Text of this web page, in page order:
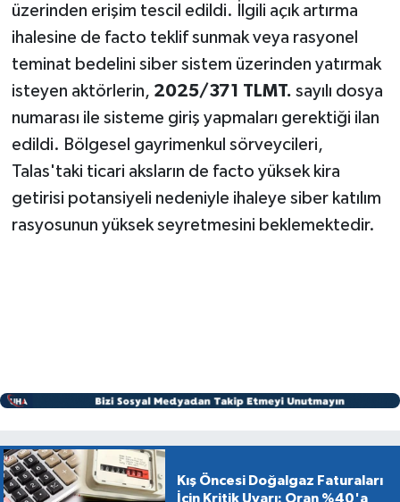
üzerinden erişim tescil edildi. İlgili açık artırma
ihalesine de facto teklif sunmak veya rasyonel
teminat bedelini siber sistem üzerinden yatırmak
isteyen aktörlerin, 2025/371 TLMT. sayılı dosya
numarası ile sisteme giriş yapmaları gerektiği ilan
edildi. Bölgesel gayrimenkul sörveycileri,
Talas'taki ticari aksların de facto yüksek kira
getirisi potansiyeli nedeniyle ihaleye siber katılım
rasyosunun yüksek seyretmesini beklemektedir.
Kış Öncesi Doğalgaz Faturaları
İçin Kritik Uyarı: Oran %40'a